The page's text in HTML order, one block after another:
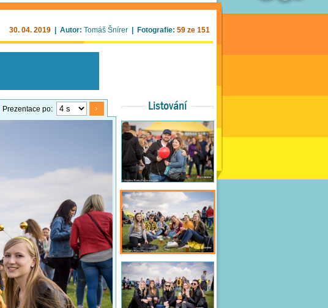
30. 04. 2019 | Autor: Tomáš Šnírer | Fotografie: 59 ze 151
Prezentace po: Listování